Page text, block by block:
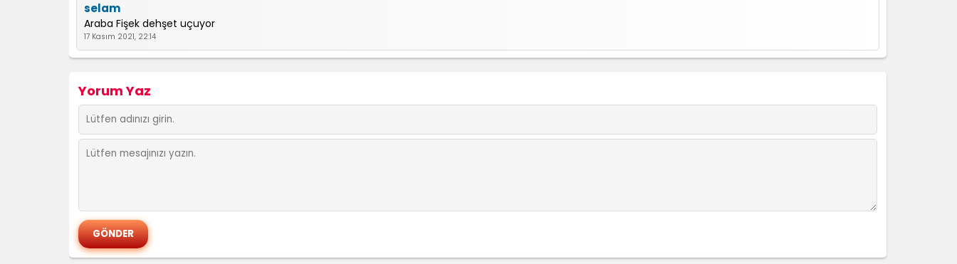
selam
Araba Fişek dehşet uçuyor
17 Kasım 2021, 22:14
Yorum Yaz